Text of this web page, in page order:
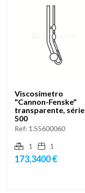
Viscosímetro
"Cannon-Fenske"
transparente, série
500
Ref: 1.S5600060
1 1
173,3400 €